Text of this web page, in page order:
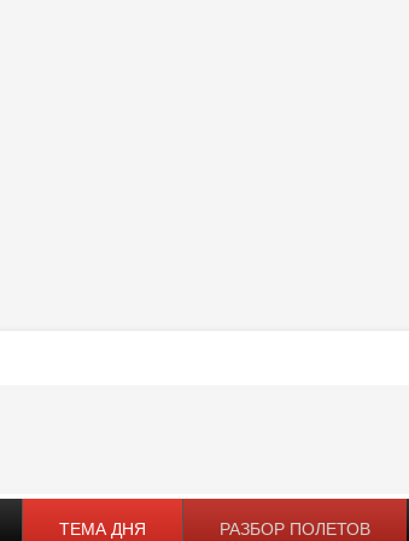
ТЕМА ДНЯ РАЗБОР ПОЛЕТОВ